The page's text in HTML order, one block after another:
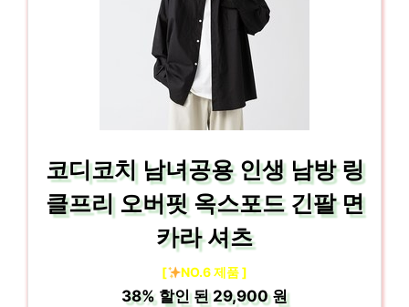
코디코치 남녀공용 인생 남방 링
클프리 오버핏 옥스포드 긴팔 면
카라 셔츠
[ NO.6 제품 ]
38%할인 된29,900 원